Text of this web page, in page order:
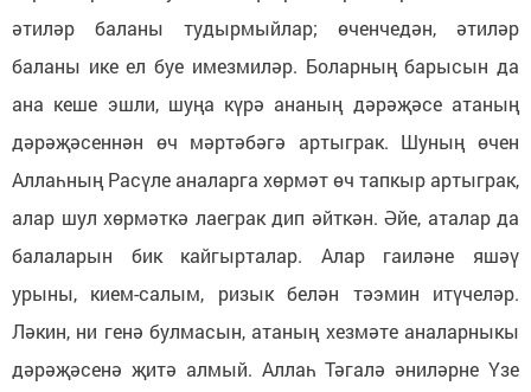
әтиләр баланы тудырмыйлар; өченчедән, әтиләр
баланы ике ел буе имезмиләр. Боларның барысын да
ана кеше эшли, шуңа күрә ананың дәрәҗәсе атаның
дәрәҗәсеннән өч мәртәбәгә артыграк. Шуның өчен
Аллаһның Расүле аналарга хөрмәт өч тапкыр артыграк,
алар шул хөрмәткә лаеграк дип әйткән. Әйе, аталар да
балаларын бик кайгырталар. Алар гаиләне яшәү
урыны, кием-салым, ризык белән тәэмин итүчеләр.
Ләкин, ни генә булмасын, атаның хезмәте аналарныкы
дәрәҗәсенә җитә алмый. Аллаһ Тәгалә әниләрне Үзе